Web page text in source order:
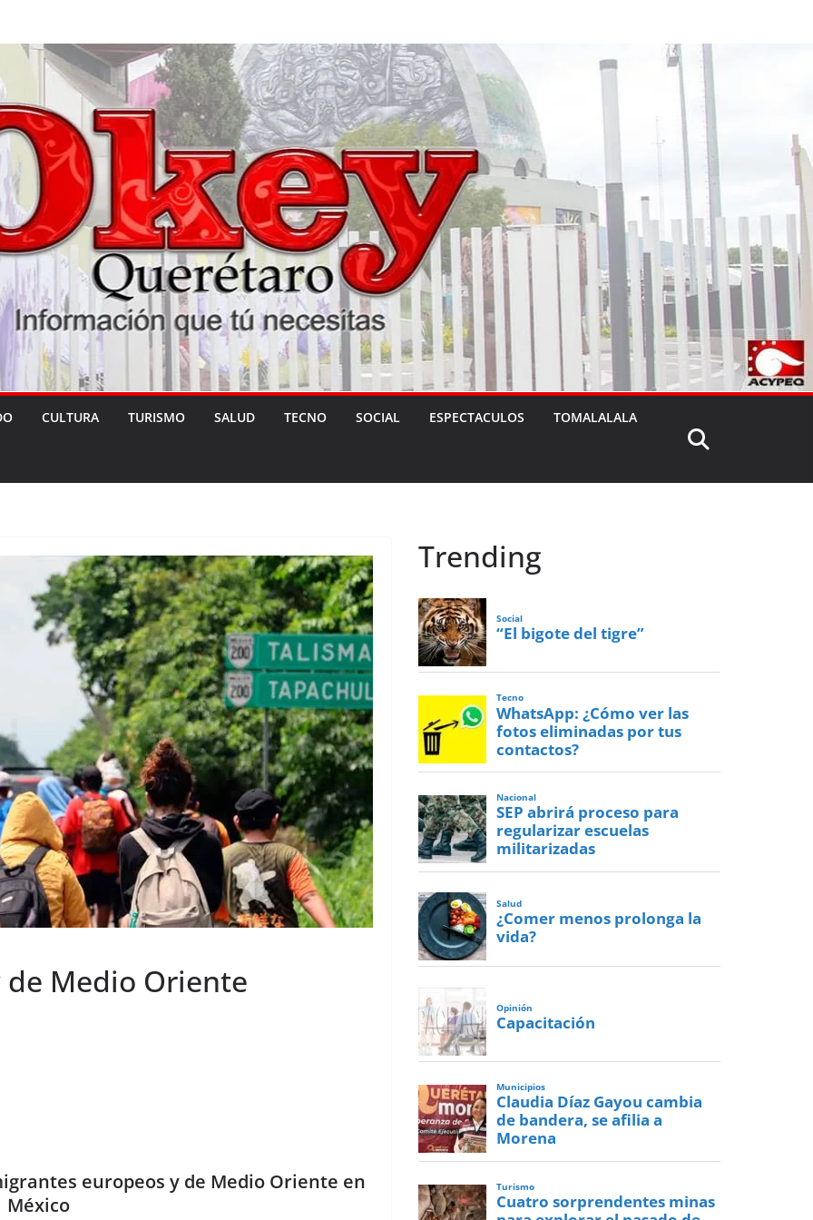
CULTURA TURISMO SALUD TECNO SOCIAL ESPECTACULOS TOMALALALA
Medio Oriente
europeos y de Medio Oriente en
México
Trending
Social
“El bigote del tigre”
Tecno
WhatsApp: ¿Cómo ver las
fotos eliminadas por tus
contactos?
Nacional
SEP abrirá proceso para
regularizar escuelas
militarizadas
Salud
¿Comer menos prolonga la
vida?
Opinión
Capacitación
Municipios
Claudia Díaz Gayou cambia
de bandera, se afilia a
Morena
Turismo
Cuatro sorprendentes minas